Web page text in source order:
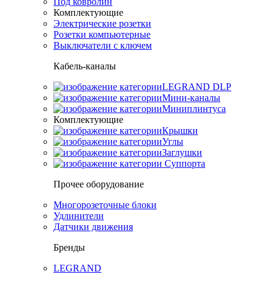
Комплектующие
Электрические розетки
Розетки компьютерные
Выключатели с ключем
Кабель-каналы
LEGRAND DLP
Мини-каналы
Миниплинтуса
Комплектующие
Крышки
Углы
Заглушки
Суппорта
Прочее оборудование
Многорозеточные блоки
Удлинители
Датчики движения
Бренды
LEGRAND